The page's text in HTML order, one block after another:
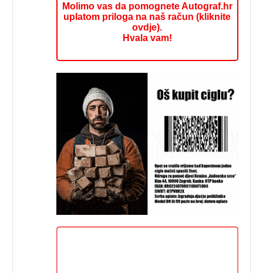
Molimo vas da pomognete Autograf.hr
uplatom priloga na naš račun (kliknite
ovdje).
Hvala vam!